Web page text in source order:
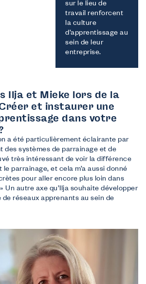
sur le lieu de
travail renforcent
la culture
d’apprentissage au
sein de leur
entreprise.
Ilja et Mieke lors de la
et instaurer une
dans votre
a été particulièrement éclairante par
des systèmes de parrainage et de
très intéressant de voir la différence
parrainage, et cela m’a aussi donné
pour aller encore plus loin dans
Un autre axe qu’Ilja souhaite développer
de réseaux apprenants au sein de